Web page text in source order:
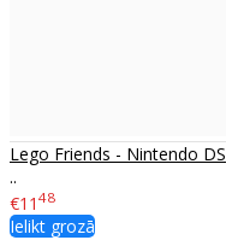
Lego Friends - Nintendo DS
..
€11 48
Ielikt grozā